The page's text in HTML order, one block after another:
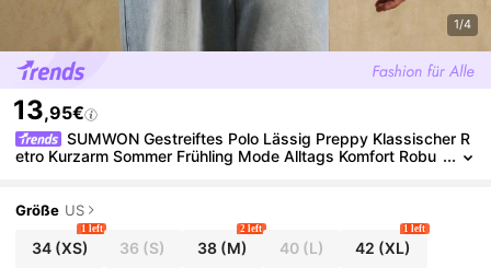
1/4
13,95€
SUMWON Gestreiftes Polo Lässig Preppy Klassischer R
etro Kurzarm Sommer Frühling Mode Alltags Komfort Robu
Größe US
34(XS)
1 left
36 (S) 38(M)
2 left
40(L) 42 (XL)
1 left